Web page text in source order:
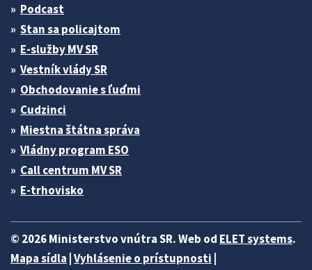
Podcast
Stan sa policajtom
E-služby MV SR
Vestník vlády SR
Obchodovanie s ľuďmi
Cudzinci
Miestna štátna správa
Vládny program ESO
Call centrum MV SR
E-trhovisko
© 2026 Ministerstvo vnútra SR. Web od ELET systems.
Mapa sídla Vyhlásenie o prístupnosti